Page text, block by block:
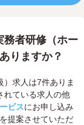
務者研修（ホー
りますか？
求人は7件ありま
れている求人の他
ビスにお申し込み
提案させていただ